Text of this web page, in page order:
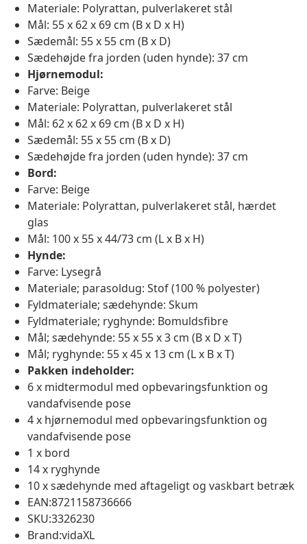
Materiale: Polyrattan, pulverlakeret stål
Mål: 55 x 62 x 69 cm (B x D x H)
Sædemål: 55 x 55 cm (B x D)
Sædehøjde fra jorden (uden hynde): 37 cm
Hjørnemodul:
Farve: Beige
Materiale: Polyrattan, pulverlakeret stål
Mål: 62 x 62 x 69 cm (B x D x H)
Sædemål: 55 x 55 cm (B x D)
Sædehøjde fra jorden (uden hynde): 37 cm
Bord:
Farve: Beige
Materiale: Polyrattan, pulverlakeret stål, hærdet
glas
Mål: 100 x 55 x 44/73 cm (L x B x H)
Hynde:
Farve: Lysegrå
Materiale; parasoldug: Stof (100 % polyester)
Fyldmateriale; sædehynde: Skum
Fyldmateriale; ryghynde: Bomuldsfibre
Mål; sædehynde: 55 x 55 x 3 cm (B x D x T)
Mål; ryghynde: 55 x 45 x 13 cm (L x B x T)
Pakken indeholder:
6 x midtermodul med opbevaringsfunktion og
vandafvisende pose
4 x hjørnemodul med opbevaringsfunktion og
vandafvisende pose
1 x bord
14 x ryghynde
10 x sædehynde med aftageligt og vaskbart betræk
EAN:8721158736666
SKU:3326230
Brand:vidaXL